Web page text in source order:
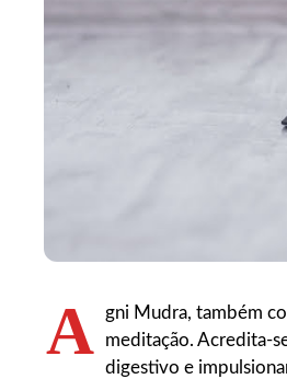
A
gni Mudra, também
meditação. Acredita-
digestivo e